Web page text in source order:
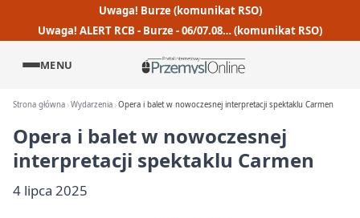
Uwaga! Burze (komunikat RSO)
Uwaga! ALERT RCB - Burze - 06/07.08… (komunikat RSO)
MENU
Strona główna Wydarzenia Opera i balet w nowoczesnej interpretacji spektaklu Carmen
Opera i balet w nowoczesnej
interpretacji spektaklu Carmen
4 lipca 2025